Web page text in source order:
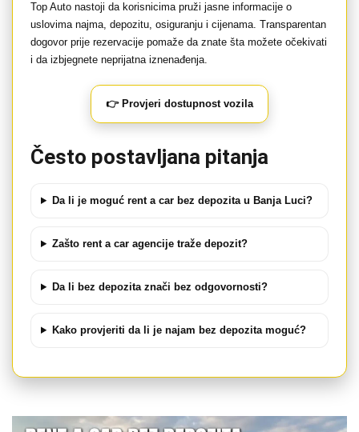
Top Auto nastoji da korisnicima pruži jasne informacije o
uslovima najma, depozitu, osiguranju i cijenama. Transparentan
dogovor prije rezervacije pomaže da znate šta možete očekivati
i da izbjegnete neprijatna iznenađenja.
👉 Provjeri dostupnost vozila
Često postavljana pitanja
Da li je moguć rent a car bez depozita u Banja Luci?
Zašto rent a car agencije traže depozit?
Da li bez depozita znači bez odgovornosti?
Kako provjeriti da li je najam bez depozita moguć?